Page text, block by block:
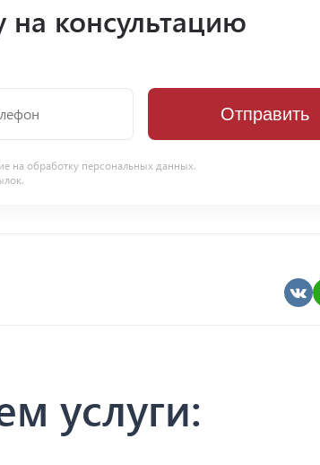
на консультацию
Отправить
на обработку персональных данных.
услуги: